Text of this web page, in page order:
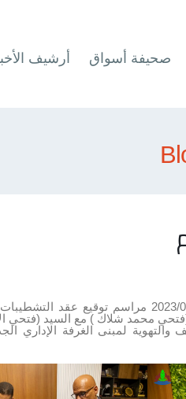
صحيفة أسواق أرشيف
تم صباح يوم الثلاثاء الموافق 2023/03/21
(فتحي محمد شلاك ) مع السيد (فتحي
والتهوية لمبنى الغرفة الإداري